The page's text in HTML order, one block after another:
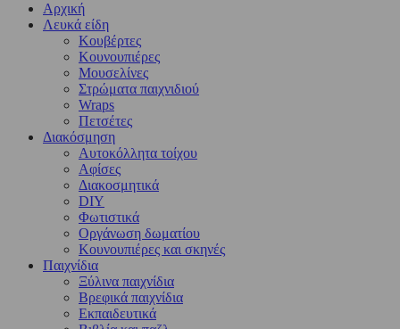
Αρχική
Λευκά είδη
Kουβέρτες
Κουνουπιέρες
Μουσελίνες
Στρώματα παιχνιδιού
Wraps
Πετσέτες
Διακόσμηση
Αυτοκόλλητα τοίχου
Αφίσες
Διακοσμητικά
DIY
Φωτιστικά
Οργάνωση δωματίου
Κουνουπιέρες και σκηνές
Παιχνίδια
Ξύλινα παιχνίδια
Βρεφικά παιχνίδια
Εκπαιδευτικά